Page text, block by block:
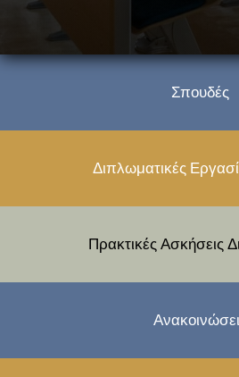
Σπουδές
Διπλωματικές
Πρακτικές Ασκήσεις